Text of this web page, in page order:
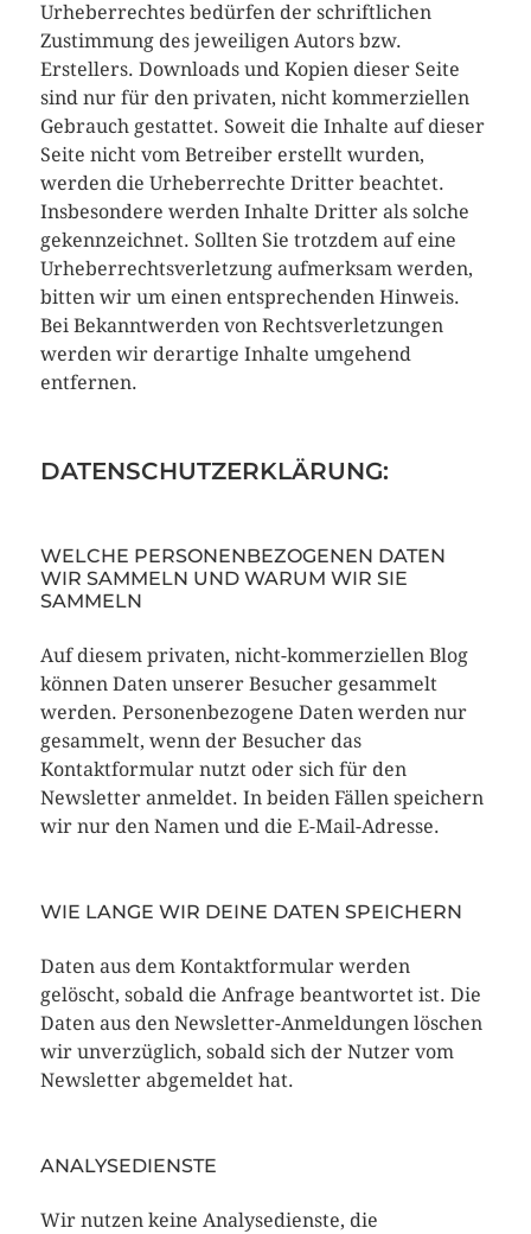
Urheberrechtes bedürfen der schriftlichen
Zustimmung des jeweiligen Autors bzw.
Erstellers. Downloads und Kopien dieser Seite
sind nur für den privaten, nicht kommerziellen
Gebrauch gestattet. Soweit die Inhalte auf dieser
Seite nicht vom Betreiber erstellt wurden,
werden die Urheberrechte Dritter beachtet.
Insbesondere werden Inhalte Dritter als solche
gekennzeichnet. Sollten Sie trotzdem auf eine
Urheberrechtsverletzung aufmerksam werden,
bitten wir um einen entsprechenden Hinweis.
Bei Bekanntwerden von Rechtsverletzungen
werden wir derartige Inhalte umgehend
entfernen.
DATENSCHUTZERKLÄRUNG:
WELCHE PERSONENBEZOGENEN DATEN
WIR SAMMELN UND WARUM WIR SIE
SAMMELN
Auf diesem privaten, nicht-kommerziellen Blog
können Daten unserer Besucher gesammelt
werden. Personenbezogene Daten werden nur
gesammelt, wenn der Besucher das
Kontaktformular nutzt oder sich für den
Newsletter anmeldet. In beiden Fällen speichern
wir nur den Namen und die E-Mail-Adresse.
WIE LANGE WIR DEINE DATEN SPEICHERN
Daten aus dem Kontaktformular werden
gelöscht, sobald die Anfrage beantwortet ist. Die
Daten aus den Newsletter-Anmeldungen löschen
wir unverzüglich, sobald sich der Nutzer vom
Newsletter abgemeldet hat.
ANALYSEDIENSTE
Wir nutzen keine Analysedienste, die